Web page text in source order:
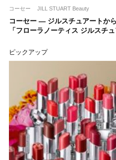
コーセー JILL STUART Beauty
コーセー ― ジルスチュアートか
「フローラノーティス ジルスチ
ピックアップ